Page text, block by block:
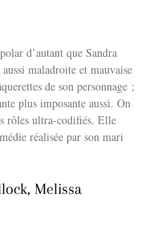
d’autant que Sandra
maladroite et mauvaise
de son personnage ;
plus imposante aussi. On
rôles ultra-codifiés. Elle
réalisée par son mari
Melissa